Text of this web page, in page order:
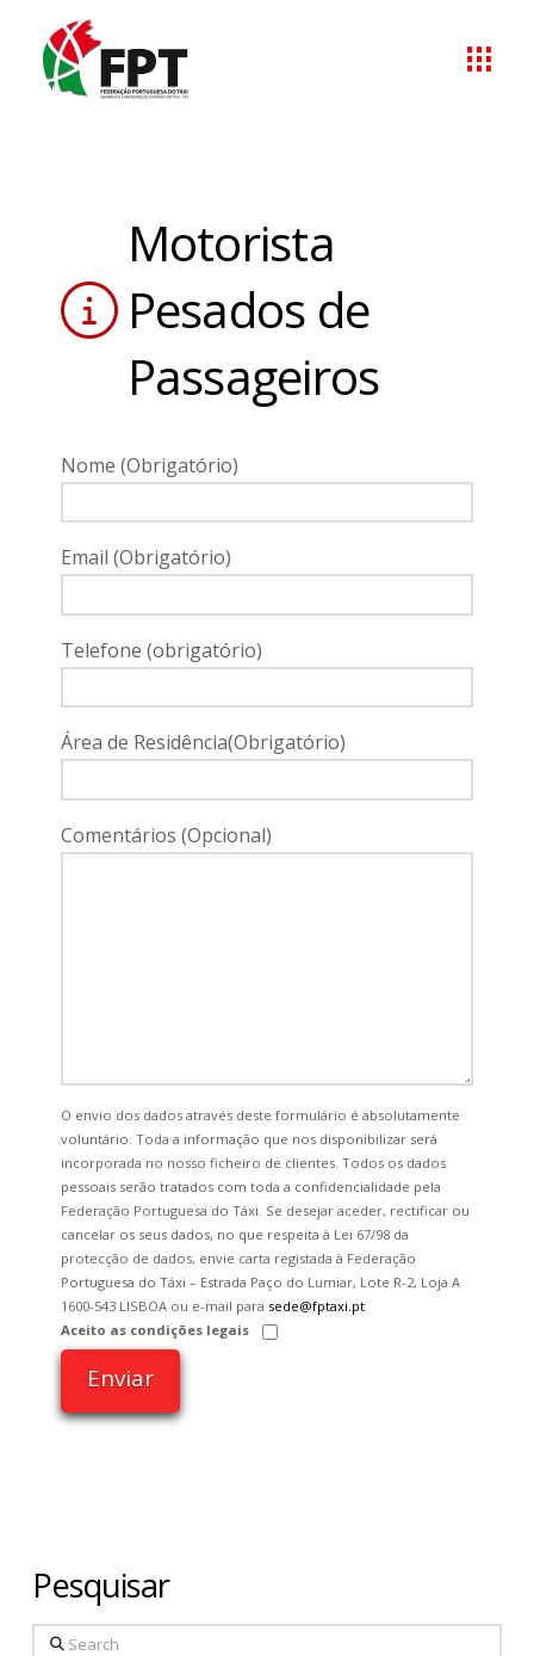
Motorista
Pesados de
Passageiros
Nome (Obrigatório)
Email (Obrigatório)
Telefone (obrigatório)
Área de Residência(Obrigatório)
Comentários (Opcional)
O envio dos dados através deste formulário é absolutamente
voluntário. Toda a informação que nos disponibilizar será
incorporada no nosso ficheiro de clientes. Todos os dados
pessoais serão tratados com toda a confidencialidade pela
Federação Portuguesa do Táxi. Se desejar aceder, rectificar ou
cancelar os seus dados, no que respeita à Lei 67/98 da
protecção de dados, envie carta registada à Federação
Portuguesa do Táxi – Estrada Paço do Lumiar, Lote R-2, Loja A
1600-543 LISBOA ou e-mail para sede@fptaxi.pt
Aceito as condições legais
Pesquisar
Search